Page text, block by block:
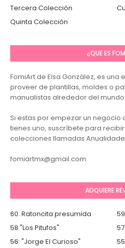
Tercera Colección
Quinta Colección
¿QUE ES
FomiArt de Elsa González, es una
proveer de plantillas, moldes o
manualistas alrededor del mundo.
Si estas por empezar un negocio
tienes uno, suscríbete para
colecciones llamadas
fomiartmx@gmail.com
ADQUIERE
60. Ratoncita presumida
58 "Los Pitufos"
56: "Jorge El Curioso"